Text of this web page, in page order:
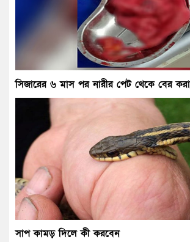
সিজারের ৬ মাস পর নারীর পেট থেকে বের
সাপ কামড় দিলে কী করবেন